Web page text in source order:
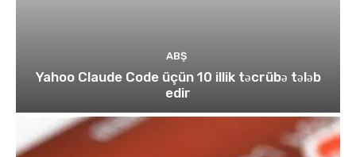
ABŞ
Yahoo Claude Code üçün 10 illik təcrübə tələb
edir